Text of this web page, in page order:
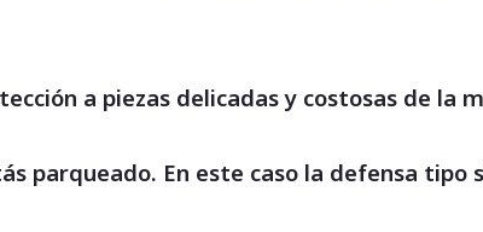
a piezas delicadas y costosas de la
parqueado. En este caso la defensa